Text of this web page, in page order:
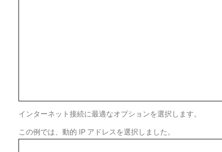
インターネット接続に最適なオプションを選択します。
この例では、動的 IP アドレスを選択しました。